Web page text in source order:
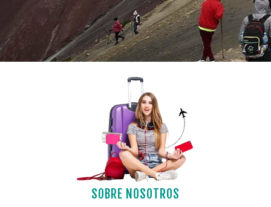
SOBRE NOSOTROS